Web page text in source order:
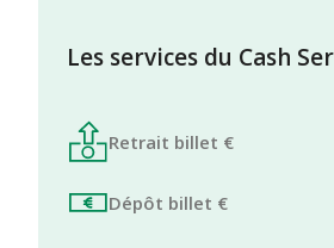
Les services du Cash
Retrait billet €
Dépôt billet €